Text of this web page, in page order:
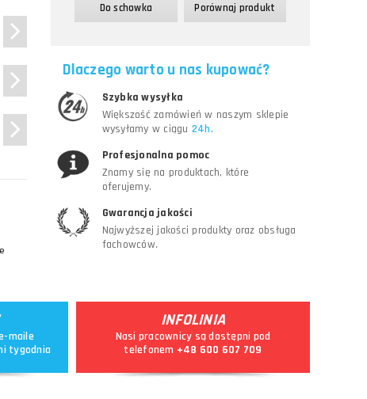
Do schowka Porównaj produkt
Dlaczego warto u nas kupować?
Szybka wysyłka
Większość zamówień w naszym sklepie
wysyłamy w ciągu 24h.
Profesjonalna pomoc
Znamy się na produktach, które
oferujemy.
Gwarancja jakości
Najwyższej jakości produkty oraz obsługa
fachowców.
maile
tygodnia
INFOLINIA
Nasi pracownicy są dostępni pod
telefonem +48 600 607 709